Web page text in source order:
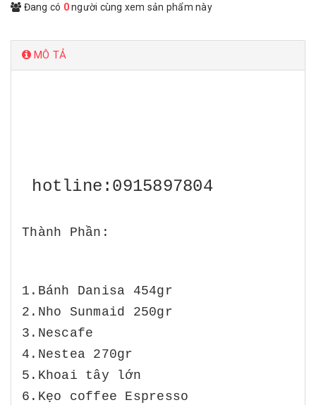
Đang có 0người cùng xem sản phẩm này
MÔ TẢ
hotline:0915897804
Thành Phần:
1.Bánh Danisa 454gr
2.Nho Sunmaid 250gr
3.Nescafe
4.Nestea 270gr
5.Khoai tây lớn
6.Kẹo coffee Espresso